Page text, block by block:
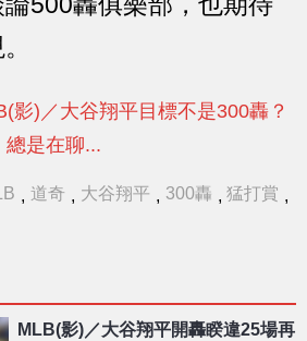
影)／大谷翔平目標不是300轟？
是在聊...
, 道奇 , 大谷翔平 , 300轟 , 猛打賞 ,
MLB(影)／大谷翔平開轟睽違25場再